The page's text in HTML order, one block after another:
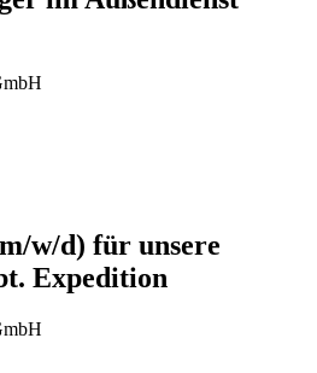
w/d) für unsere
Expedition